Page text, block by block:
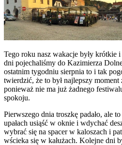
Tego roku nasz wakacje były krótkie
dni pojechaliśmy do Kazimierza
ostatnim tygodniu sierpnia to i tak
twierdzić, że to był najlepszy
ponieważ nie ma już żadnego
spokoju.
Pierwszego dnia troszkę padało, ale
upałach usiąść w oknie i wdychać
wybrać się na spacer w kaloszach i
wścieka się w kałużach. Kolejne dni